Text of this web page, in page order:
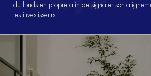
du fonds en propre afin de signaler son
les investisseurs.